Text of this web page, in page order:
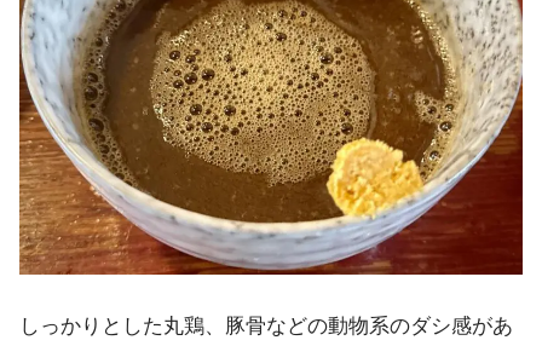
しっかりとした丸鶏、豚骨などの動物系のダシ感があ